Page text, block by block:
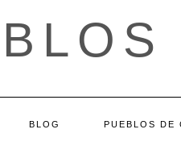
BLOG PUEBLOS DE